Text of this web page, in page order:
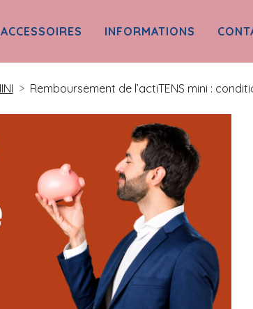
ACCESSOIRES INFORMATIONS
Remboursement de l’actiTENS mini :